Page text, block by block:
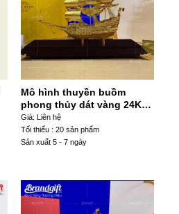
Mô hình thuyền buồm
phong thủy dát vàng 24K
cao cấp TB-01
Giá: Liên hệ
Tối thiểu : 20 sản phẩm
Sản xuất 5 - 7 ngày